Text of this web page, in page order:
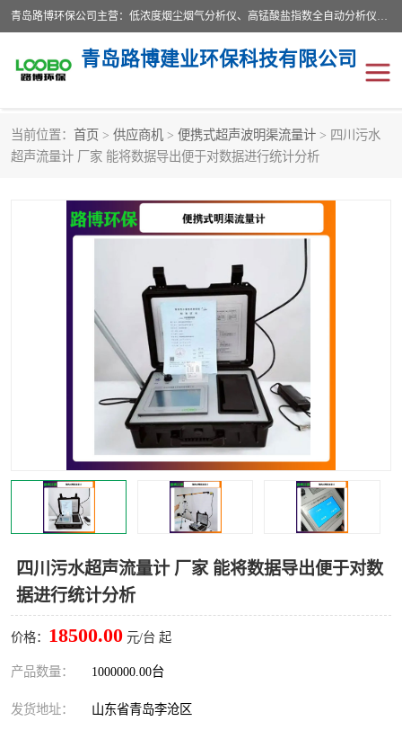
青岛路博环保公司主营：低浓度烟尘烟气分析仪、高锰酸盐指数全自动分析仪、便携式超声波明渠流量计、便携式水质采样器、恒温恒湿称重系统、手持式油烟检测仪等;是一家集环保科研、设计、生产、维护、销售和系统集成为一体的综合性高科技企业。路博人秉承"科学技术是第一生产力的重要理念，倡导环境友好型的生产、生活和消费方式。
青岛路博建业环保科技有限公司
当前位置： 首页 > 供应商机 > 便携式超声波明渠流量计 > 四川污水
超声流量计 厂家 能将数据导出便于对数据进行统计分析
四川污水超声流量计 厂家 能将数据导出便于对数
据进行统计分析
价格： 18500.00 元/台 起
产品数量： 1000000.00台
发货地址： 山东省青岛李沧区
生物安全柜 气体检测仪
水质检测仪 手持式油烟检测仪
恒温恒湿称重系统 二恶英采集器
LB-8110降水降尘采样器
便携式水质采样器 LB-7035油气回收
便携式超声波明渠流量计 大气环境采样器
LB-4200高锰酸盐指数仪 LB-62便携式烟气分析仪
烟尘烟气设备 大气采样器
粉尘设备
新宇宙仪器
烟尘净化器